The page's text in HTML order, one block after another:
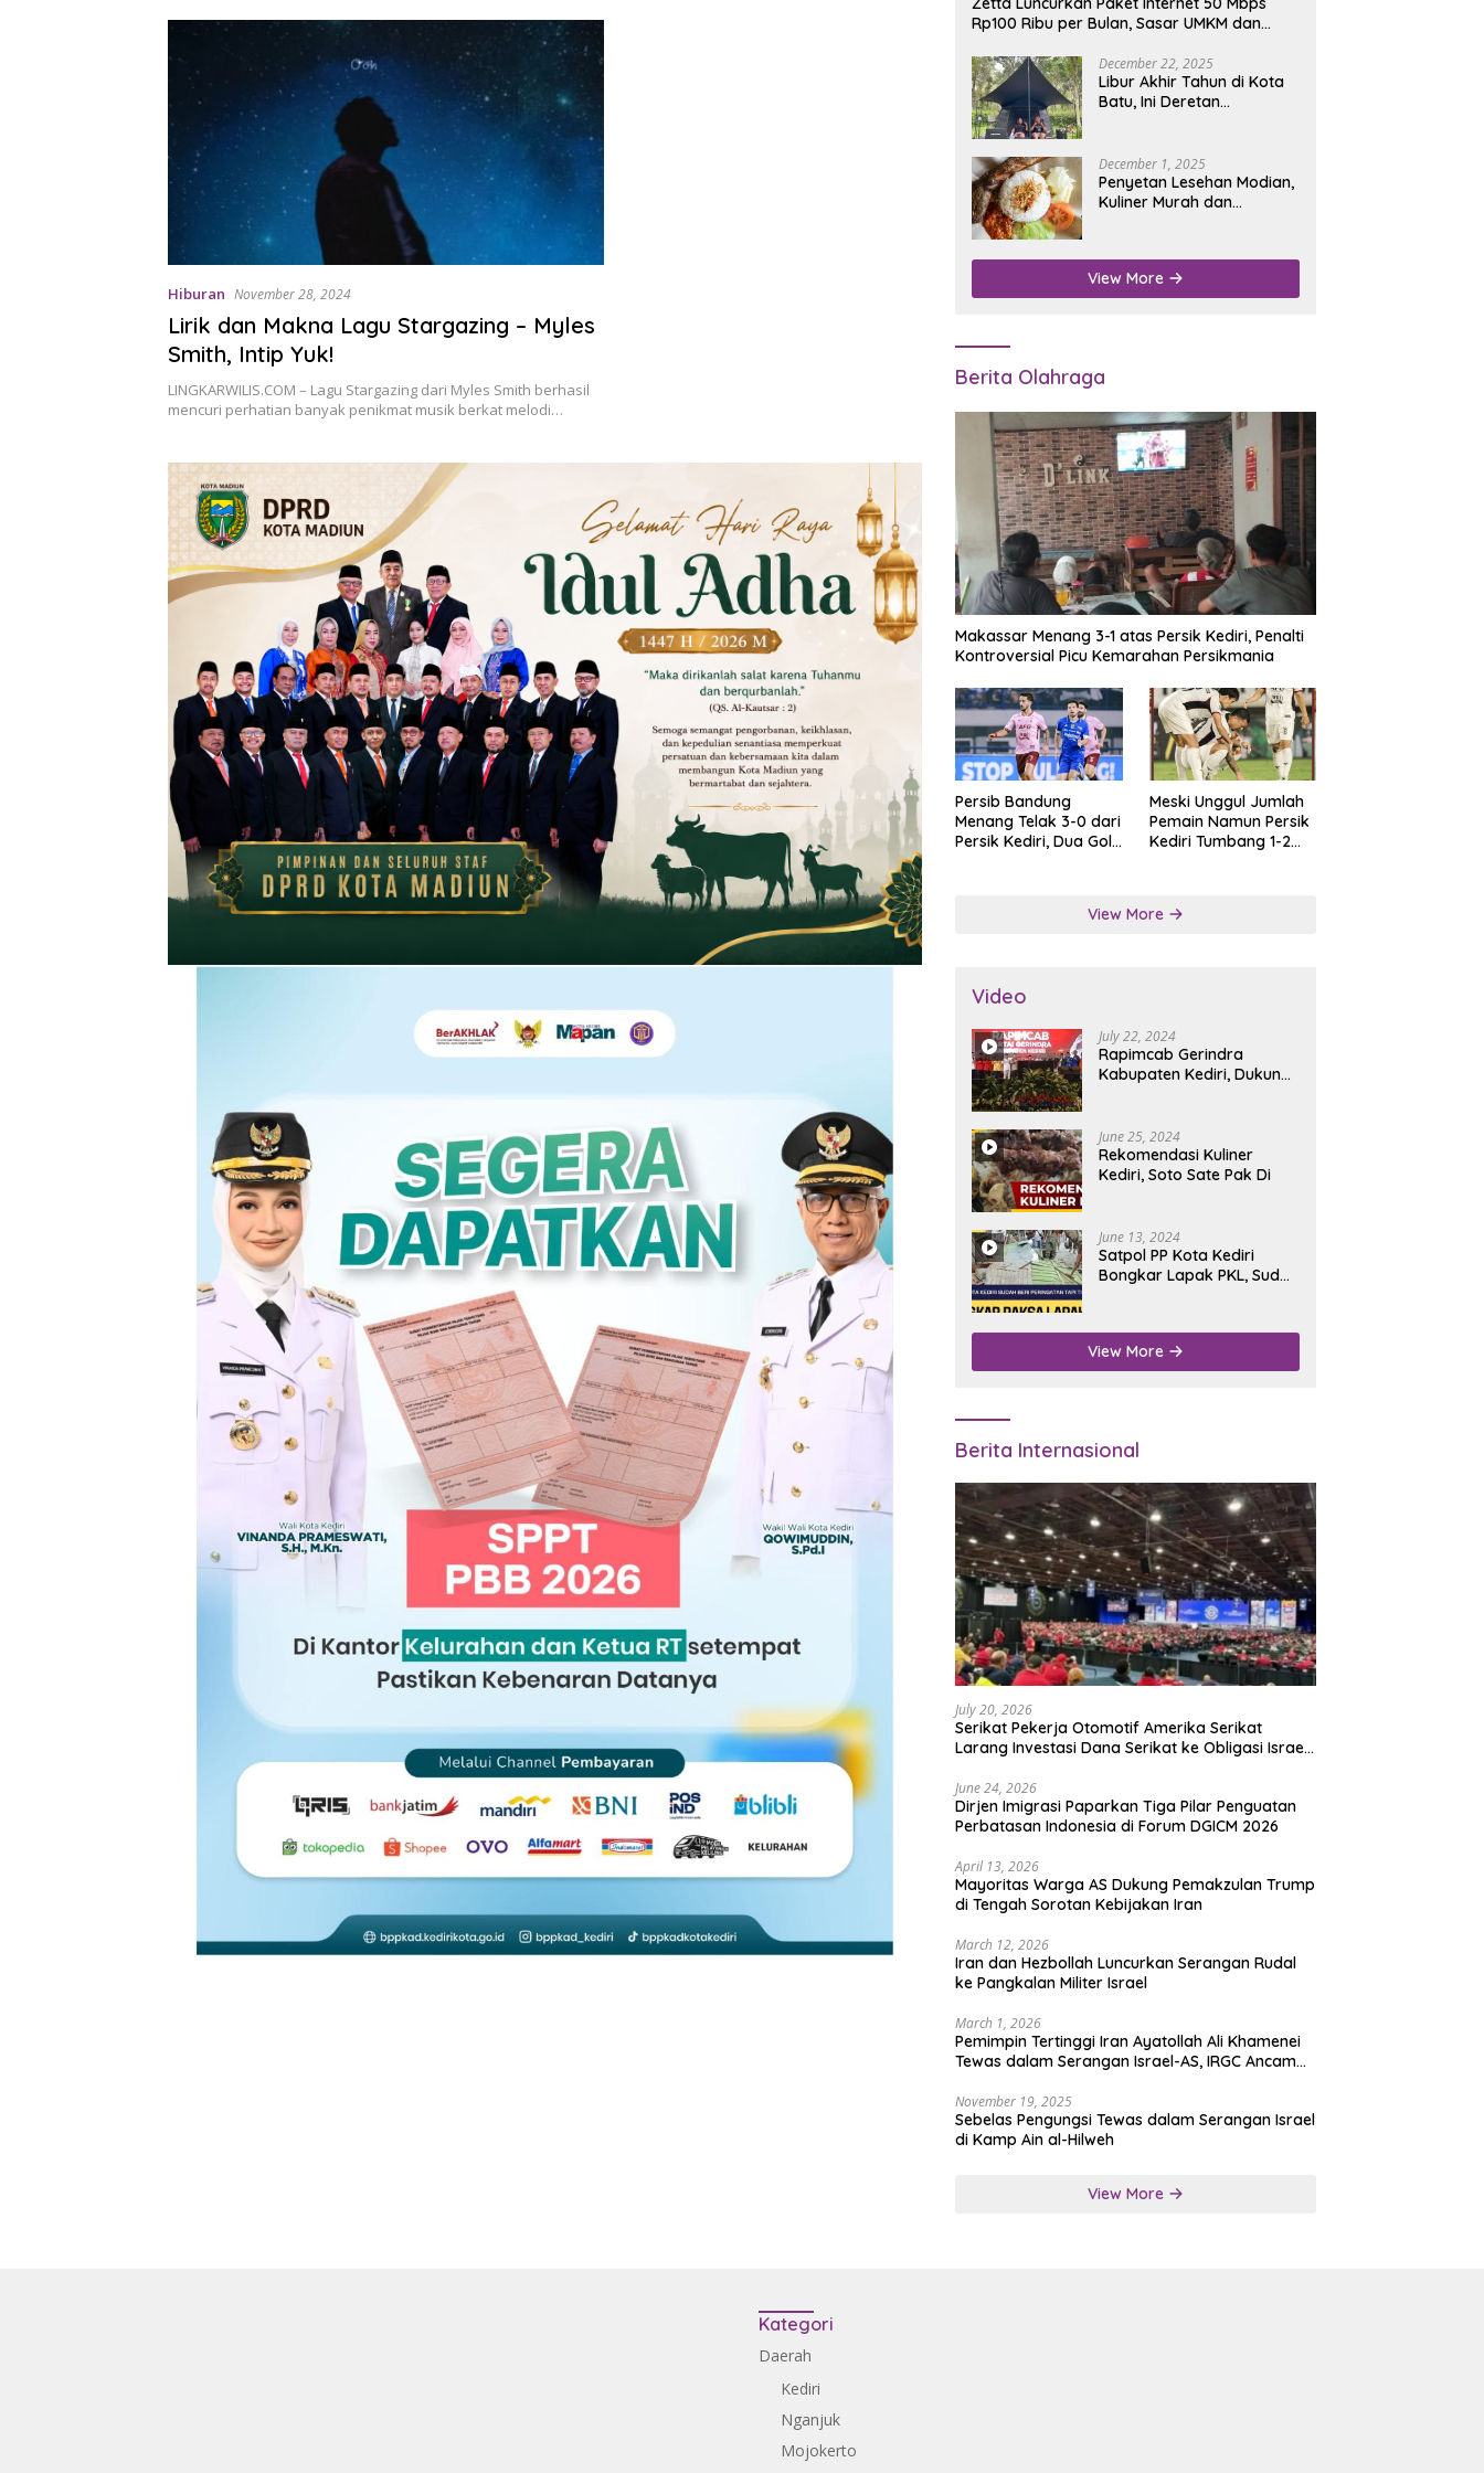
Hiburan November 28, 2024
Lirik dan Makna Lagu Stargazing – Myles
Smith, Intip Yuk!
LINGKARWILIS.COM – Lagu Stargazing dari Myles Smith berhasil
mencuri perhatian banyak penikmat musik berkat melodi…
Rp100 Ribu per Bulan, Sasar UMKM dan
December 22, 2025
Libur Akhir Tahun di Kota
Batu, Ini Deretan
December 1, 2025
Penyetan Lesehan Modian,
Kuliner Murah dan
Nganjuk
View More
Berita Olahraga
Makassar Menang 3-1 atas Persik Kediri, Penalti
Kontroversial Picu Kemarahan Persikmania
Persib Bandung
Menang Telak 3-0 dari
Persik Kediri, Dua Gol
Meski Unggul Jumlah
Pemain Namun Persik
Kediri Tumbang 1-2
View More
Video
July 22, 2024
Rapimcab Gerindra
Kabupaten Kediri, Dukung
June 25, 2024
Rekomendasi Kuliner
Kediri, Soto Sate Pak Di
June 13, 2024
Satpol PP Kota Kediri
Bongkar Lapak PKL, Sudah
View More
Berita Internasional
July 20, 2026
Serikat Pekerja Otomotif Amerika Serikat
Larang Investasi Dana Serikat ke Obligasi Israel,
June 24, 2026
Dirjen Imigrasi Paparkan Tiga Pilar Penguatan
Perbatasan Indonesia di Forum DGICM 2026
April 13, 2026
Mayoritas Warga AS Dukung Pemakzulan Trump
di Tengah Sorotan Kebijakan Iran
March 12, 2026
Iran dan Hezbollah Luncurkan Serangan Rudal
ke Pangkalan Militer Israel
March 1, 2026
Pemimpin Tertinggi Iran Ayatollah Ali Khamenei
Tewas dalam Serangan Israel-AS, IRGC Ancam
November 19, 2025
Sebelas Pengungsi Tewas dalam Serangan Israel
di Kamp Ain al-Hilweh
View More
Kategori
Daerah
Kediri
Nganjuk
Mojokerto